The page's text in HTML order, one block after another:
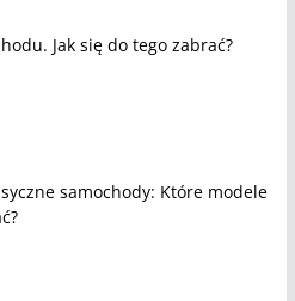
Jak się do tego zabrać?
samochody: Które modele